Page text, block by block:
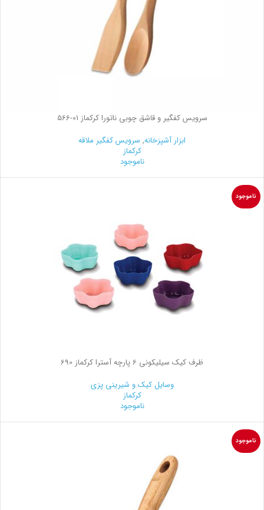
سرویس کفگیر و قاشق چوبی ناتورا کرکماز 566-01
ابزار آشپزخانه, سرویس کفگیر ملاقه
کرکماز
ناموجود
ناموجود
ظرف کیک سیلیکونی 6 پارچه آسترا کرکماز 690
وسایل کیک و شیرینی‌ پزی
کرکماز
ناموجود
ناموجود